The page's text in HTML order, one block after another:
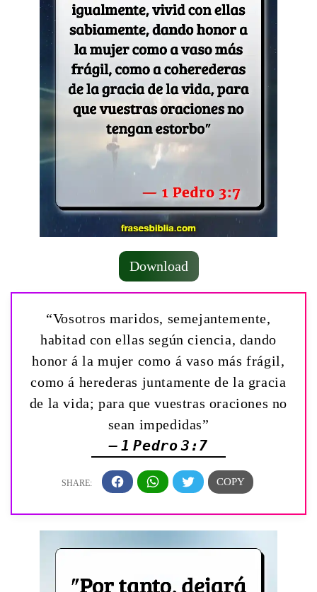
Download
“Vosotros maridos, semejantemente,
habitad con ellas según ciencia, dando
honor á la mujer como á vaso más frágil,
como á herederas juntamente de la gracia
de la vida; para que vuestras oraciones no
sean impedidas”
— 1 Pedro 3:7